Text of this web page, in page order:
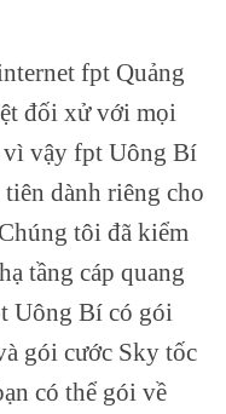
fpt Quảng
đối xử với mọi
vì vậy fpt Uông Bí
dành riêng cho
tôi đã kiểm
tầng cáp quang
Uông Bí có gói
gói cước Sky tốc
có thể gói về